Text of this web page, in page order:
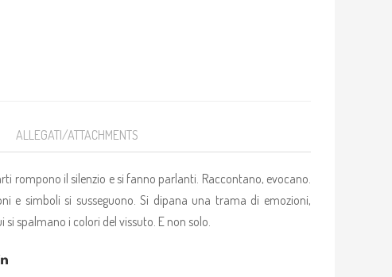
ALLEGATI/ATTACHMENTS
rompono il silenzio e si fanno parlanti. Raccontano, evocano.
e simboli si susseguono. Si dipana una trama di emozioni,
spalmano i colori del vissuto. E non solo.